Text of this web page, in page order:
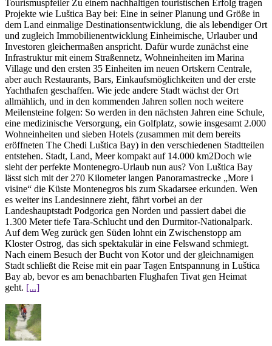
Tourismuspfeiler Zu einem nachhaltigen touristischen Erfolg tragen
Projekte wie Luštica Bay bei: Eine in seiner Planung und Größe in
dem Land einmalige Destinationsentwicklung, die als lebendiger Ort
und zugleich Immobilienentwicklung Einheimische, Urlauber und
Investoren gleichermaßen anspricht. Dafür wurde zunächst eine
Infrastruktur mit einem Straßennetz, Wohneinheiten im Marina
Village und den ersten 35 Einheiten im neuen Ortskern Centrale,
aber auch Restaurants, Bars, Einkaufsmöglichkeiten und der erste
Yachthafen geschaffen. Wie jede andere Stadt wächst der Ort
allmählich, und in den kommenden Jahren sollen noch weitere
Meilensteine folgen: So werden in den nächsten Jahren eine Schule,
eine medizinische Versorgung, ein Golfplatz, sowie insgesamt 2.000
Wohneinheiten und sieben Hotels (zusammen mit dem bereits
eröffneten The Chedi Luštica Bay) in den verschiedenen Stadtteilen
entstehen. Stadt, Land, Meer kompakt auf 14.000 km2Doch wie
sieht der perfekte Montenegro-Urlaub nun aus? Von Luštica Bay
lässt sich mit der 270 Kilometer langen Panoramastrecke „More i
visine“ die Küste Montenegros bis zum Skadarsee erkunden. Wen
es weiter ins Landesinnere zieht, fährt vorbei an der
Landeshauptstadt Podgorica gen Norden und passiert dabei die
1.300 Meter tiefe Tara-Schlucht und den Durmitor-Nationalpark.
Auf dem Weg zurück gen Süden lohnt ein Zwischenstopp am
Kloster Ostrog, das sich spektakulär in eine Felswand schmiegt.
Nach einem Besuch der Bucht von Kotor und der gleichnamigen
Stadt schließt die Reise mit ein paar Tagen Entspannung in Luštica
Bay ab, bevor es am benachbarten Flughafen Tivat gen Heimat
geht. [...]